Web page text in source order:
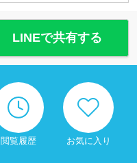
LINEで共有する
閲覧履歴 お気に入り